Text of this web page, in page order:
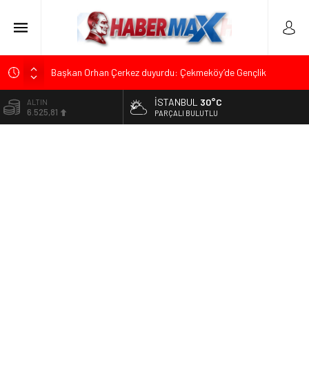
Başkan Orhan Çerkez duyurdu: Çekmeköy’de Gençlik
CHP’li Önder Ulutaş’tan Üsküdar Başkan Vekili Seçimine
Sert Tepki: “Halkın İradesini Yok Sayma Çabası”
ALTIN
6.525,81
İSTANBUL 30°C
PARÇALI BULUTLU